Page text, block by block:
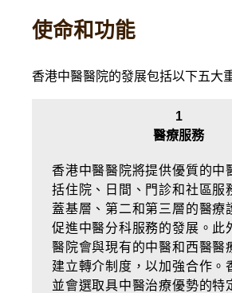
使命和功能
香港中醫醫院的發展包括以下五大
1
醫療服務
香港中醫醫院將提供優質的中
括住院、日間、門診和社區服
蓋基層、第二和第三層的醫療
促進中醫分科服務的發展。此
醫院會與現有的中醫和西醫醫
建立轉介制度，以加強合作。
並會選取具中醫治療優勢的特